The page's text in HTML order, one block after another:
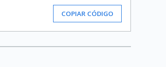
COPIAR CÓDIGO